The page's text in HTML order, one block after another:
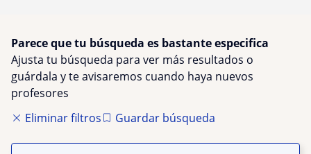
Parece que tu búsqueda es bastante especifica
Ajusta tu búsqueda para ver más resultados o
guárdala y te avisaremos cuando haya nuevos
profesores
Eliminar filtros
Guardar búsqueda